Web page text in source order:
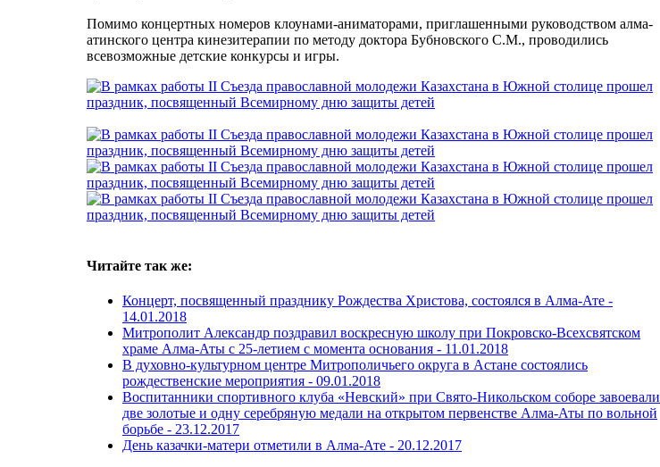
Помимо концертных номеров клоунами-аниматорами, приглашенными руководством алма-
атинского центра кинезитерапии по методу доктора Бубновского С.М., проводились
всевозможные детские конкурсы и игры.
Читайте так же:
Концерт, посвященный празднику Рождества Христова, состоялся в Алма-Ате -
14.01.2018
Митрополит Александр поздравил воскресную школу при Покровско-Всехсвятском
храме Алма-Аты с 25-летием с момента основания - 11.01.2018
В духовно-культурном центре Митрополичьего округа в Астане состоялись
рождественские мероприятия - 09.01.2018
Воспитанники спортивного клуба «Невский» при Свято-Никольском соборе завоевали
две золотые и одну серебряную медали на открытом первенстве Алма-Аты по вольной
борьбе - 23.12.2017
День казачки-матери отметили в Алма-Ате - 20.12.2017